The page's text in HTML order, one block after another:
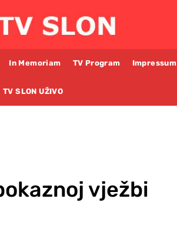
In Memoriam TV Program Impressum
TV SLON UŽIVO
vježbi